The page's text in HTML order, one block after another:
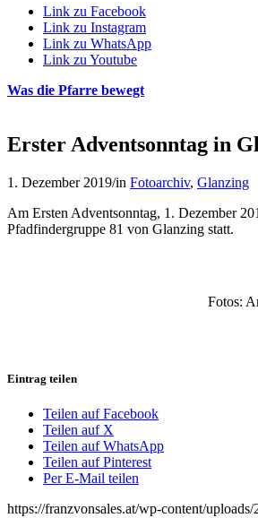
Link zu Facebook
Link zu Instagram
Link zu WhatsApp
Link zu Youtube
Was die Pfarre bewegt
Erster Adventsonntag in
1. Dezember 2019/in Fotoarchiv, Glanzing
Am Ersten Adventsonntag, 1. Dezember
Pfadfindergruppe 81 von Glanzing statt.
Fotos:
Eintrag teilen
Teilen auf Facebook
Teilen auf X
Teilen auf WhatsApp
Teilen auf Pinterest
Per E-Mail teilen
https://franzvonsales.at/wp-content/